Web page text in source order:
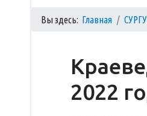
Вы здесь: Главная
2022